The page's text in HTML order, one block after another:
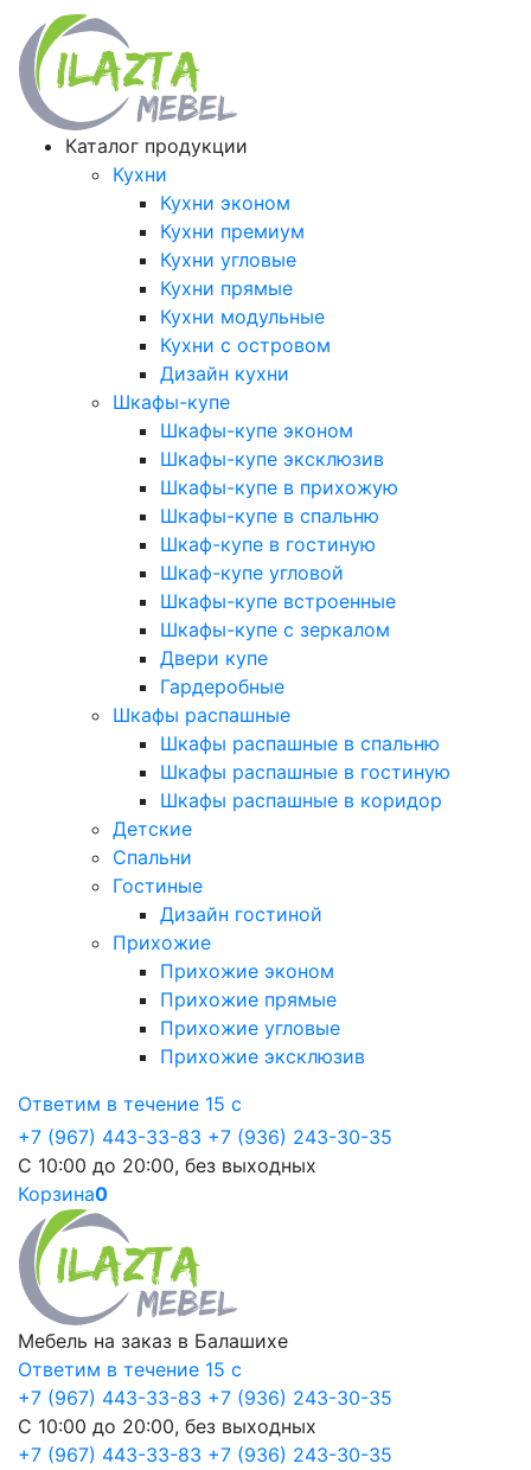
Каталог продукции
Кухни
Кухни эконом
Кухни премиум
Кухни угловые
Кухни прямые
Кухни модульные
Кухни с островом
Дизайн кухни
Шкафы-купе
Шкафы-купе эконом
Шкафы-купе эксклюзив
Шкафы-купе в прихожую
Шкафы-купе в спальню
Шкаф-купе в гостиную
Шкаф-купе угловой
Шкафы-купе встроенные
Шкафы-купе с зеркалом
Двери купе
Гардеробные
Шкафы распашные
Шкафы распашные в спальню
Шкафы распашные в гостиную
Шкафы распашные в коридор
Детские
Спальни
Гостиные
Дизайн гостиной
Прихожие
Прихожие эконом
Прихожие прямые
Прихожие угловые
Прихожие эксклюзив
Ответим в течение 15 с
+7 (967) 443-33-83 +7 (936) 243-30-35
С 10:00 до 20:00, без выходных
Корзина0
Мебель на заказ в Балашихе
Ответим в течение 15 с
+7 (967) 443-33-83 +7 (936) 243-30-35
С 10:00 до 20:00, без выходных
+7 (967) 443-33-83 +7 (936) 243-30-35